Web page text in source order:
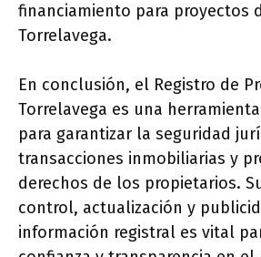
financiamiento para proyectos
Torrelavega.
En conclusión, el Registro de
Torrelavega es una
para garantizar la seguridad
transacciones inmobiliarias y
derechos de los propietarios.
control, actualización y
información registral es vital